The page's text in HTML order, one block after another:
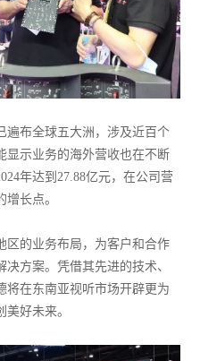
遍布全球五大洲，涉及近百个
显示业务的海外营收也在不断
年达到27.88亿元，在公司营
长点。
区的业务布局，为客户和合作
方案。凭借其先进的技术、
将在东南亚视听市场开辟更为
好未来。